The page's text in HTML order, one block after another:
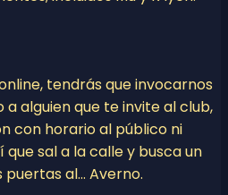
tendrás que invocarnos
alguien que te invite al club,
con horario al público ni
sal a la calle y busca un
al… Averno.